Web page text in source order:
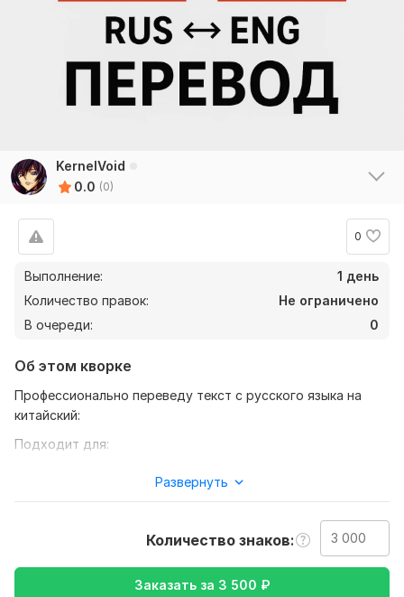
KernelVoid
0.0 (0)
0
Выполнение:
1 день
Количество правок:
Не ограничено
В очереди:
0
Об этом кворке
Профессионально переведу текст с русского языка на
китайский:
Подходит для:
Без машинных шаблонов
Развернуть
Количество знаков
Заказать за 3 500 ₽